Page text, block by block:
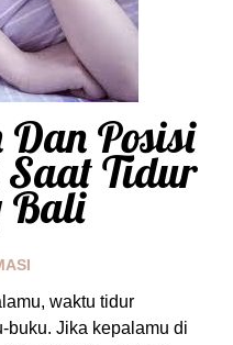
Posisi
Saat Tidur
Bali
waktu tidur
buku. Jika kepalamu di